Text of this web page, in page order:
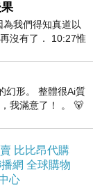
我們得知真道以
沒有了． 10:27惟
的烈火
形。 整體很Ai質
我滿意了！ 。 🐻
比比昂代購
網 全球購物
心